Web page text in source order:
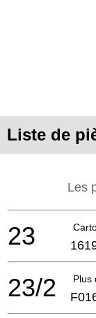
Liste de
Les
23
Plus
23/2